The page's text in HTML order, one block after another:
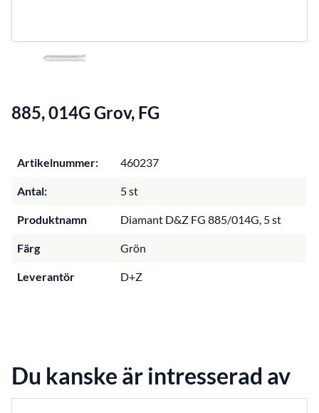
885, 014G Grov, FG
Artikelnummer: 460237
Antal: 5 st
Produktnamn Diamant D&Z FG 885/014G, 5 st
Färg Grön
Leverantör D+Z
Du kanske är intresserad av